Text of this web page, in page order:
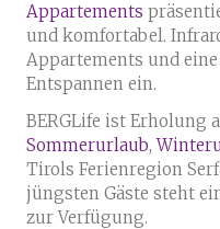
Appartements
und komfortabel.
Appartements und
Entspannen ein.
BERGLife ist Erholung
Sommerurlaub,
Tirols Ferienregion
jüngsten Gäste steht
zur Verfügung.